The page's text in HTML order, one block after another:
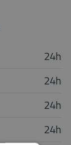
24h
24h
24h
24h